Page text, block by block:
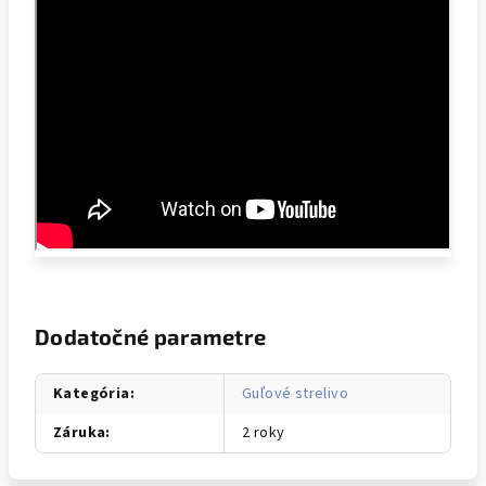
Dodatočné parametre
Kategória:
Guľové strelivo
Záruka: 2 roky